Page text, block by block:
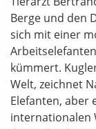
Berge und den
sich mit einer
kümmert.
Welt, zeichnet
Elefanten, aber
internationalen